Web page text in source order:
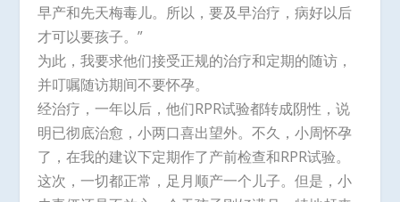
早产和先天梅毒儿。所以，要及早治疗，病好以后
才可以要孩子。”
为此，我要求他们接受正规的治疗和定期的随访，
并叮嘱随访期间不要怀孕。
经治疗，一年以后，他们RPR试验都转成阴性，说
明已彻底治愈，小两口喜出望外。不久，小周怀孕
了，在我的建议下定期作了产前检查和RPR试验。
这次，一切都正常，足月顺产一个儿子。但是，小